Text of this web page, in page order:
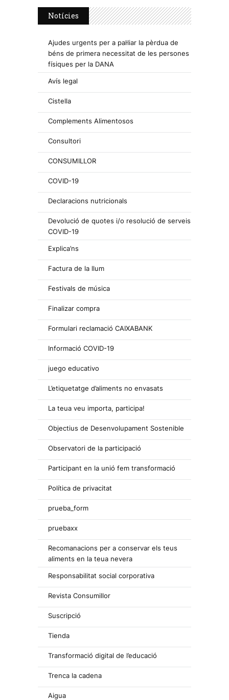
Notícies
Ajudes urgents per a pal·liar la pèrdua de
béns de primera necessitat de les persones
físiques per la DANA
Avís legal
Cistella
Complements Alimentosos
Consultori
CONSUMILLOR
COVID-19
Declaracions nutricionals
Devolució de quotes i/o resolució de serveis
COVID-19
Explica’ns
Factura de la llum
Festivals de música
Finalizar compra
Formulari reclamació CAIXABANK
Informació COVID-19
juego educativo
L’etiquetatge d’aliments no envasats
La teua veu importa, participa!
Objectius de Desenvolupament Sostenible
Observatori de la participació
Participant en la unió fem transformació
Política de privacitat
prueba_form
pruebaxx
Recomanacions per a conservar els teus
aliments en la teua nevera
Responsabilitat social corporativa
Revista Consumillor
Suscripció
Tienda
Transformació digital de l’educació
Trenca la cadena
Aigua